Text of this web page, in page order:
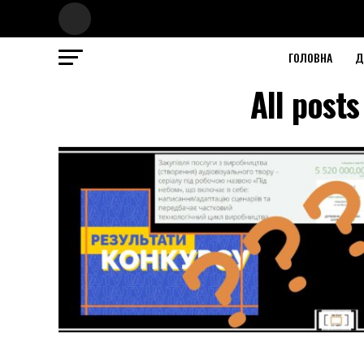
ГОЛОВНА
All